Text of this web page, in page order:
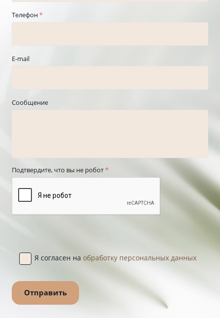
Телефон*
E-mail
Сообщение
Подтвердите, что вы не робот*
Я согласен на обработку персональных данных